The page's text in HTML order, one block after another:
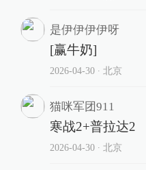
是伊伊伊伊呀
[赢牛奶]
2026-04-30∙ 北京
猫咪军团911
寒战2+普拉达2
2026-04-30∙ 北京